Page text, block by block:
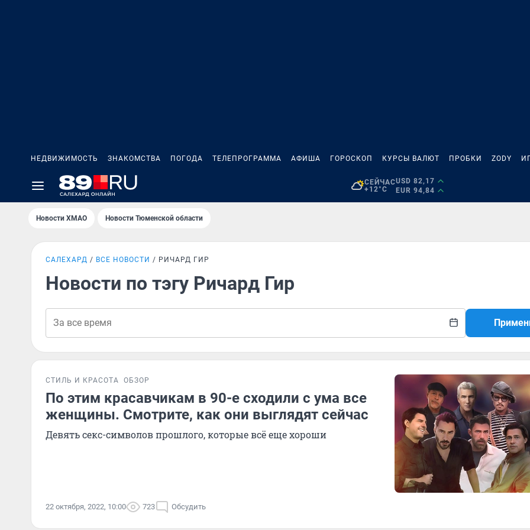
НЕДВИЖИМОСТЬ ЗНАКОМСТВА ПОГОДА ТЕЛЕПРОГРАММА АФИША ГОРОСКОП КУРСЫ ВАЛЮТ ПРОБКИ ZODY
СЕЙЧАС
+12°C
USD 82,17
EUR 94,84
Новости ХМАО Новости Тюменской области
САЛЕХАРД ВСЕ НОВОСТИ РИЧАРД ГИР
Новости по тэгу Ричард Гир
СТИЛЬ И КРАСОТА ОБЗОР
По этим красавчикам в 90-е сходили с ума все
женщины. Смотрите, как они выглядят сейчас
Девять секс-символов прошлого, которые всё еще хороши
22 октября, 2022, 10:00 723 Обсудить